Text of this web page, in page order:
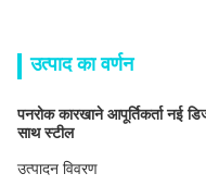
उत्पाद का वर्णन
पनरोक कारखाने आपूर्तिकर्ता नई
साथ स्टील
उत्पादन विवरण